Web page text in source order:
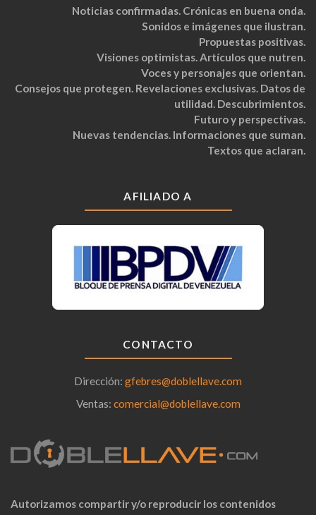
Noticias confirmadas. Crónicas en buena onda.
Sonidos e imágenes que ilustran.
Propuestas positivas.
Visiones optimistas. Artículos que nutren.
Voces y personajes que orientan.
Consejos que protegen. Revelaciones exclusivas. Datos de
utilidad. Descubrimientos.
Futuro y perspectivas.
Nuevas tendencias. Informaciones que suman.
Textos que aclaran.
AFILIADO A
CONTACTO
Dirección: gfebres@doblellave.com
Ventas: comercial@doblellave.com
Autorizamos compartir y/o reproducir los contenidos